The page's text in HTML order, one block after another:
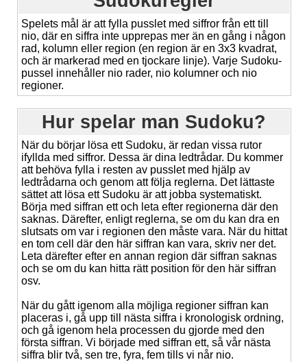
Spelets mål är att fylla pusslet med siffror från ett till
nio, där en siffra inte upprepas mer än en gång i någon
rad, kolumn eller region (en region är en 3x3 kvadrat,
och är markerad med en tjockare linje). Varje Sudoku-
pussel innehåller nio rader, nio kolumner och nio
regioner.
Hur spelar man Sudoku?
När du börjar lösa ett Sudoku, är redan vissa rutor
ifyllda med siffror. Dessa är dina ledtrådar. Du kommer
att behöva fylla i resten av pusslet med hjälp av
ledtrådarna och genom att följa reglerna. Det lättaste
sättet att lösa ett Sudoku är att jobba systematiskt.
Börja med siffran ett och leta efter regionerna där den
saknas. Därefter, enligt reglerna, se om du kan dra en
slutsats om var i regionen den måste vara. När du hittat
en tom cell där den här siffran kan vara, skriv ner det.
Leta därefter efter en annan region där siffran saknas
och se om du kan hitta rätt position för den här siffran
osv.
När du gått igenom alla möjliga regioner siffran kan
placeras i, gå upp till nästa siffra i kronologisk ordning,
och gå igenom hela processen du gjorde med den
första siffran. Vi började med siffran ett, så vår nästa
siffra blir två, sen tre, fyra, fem tills vi når nio.